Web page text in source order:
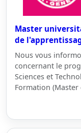
Master
de
Nous vous
concernant le
Sciences et
Formation